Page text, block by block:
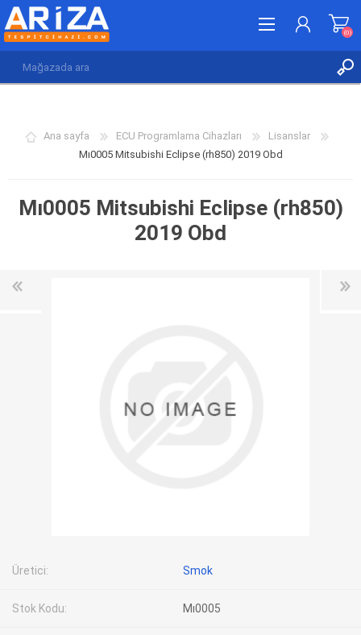
(0)
(0)
Ana sayfa ECU Programlama Cihazları
Lisanslar
Mı0005 Mitsubishi Eclipse (rh850) 2019 Obd
Mı0005 Mitsubishi Eclipse (rh850)
2019 Obd
Üretici: Smok
Stok Kodu: Mı0005